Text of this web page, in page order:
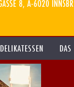
DELIKATESSEN